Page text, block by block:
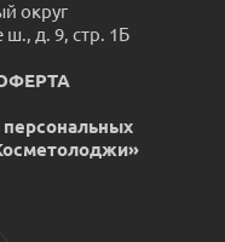
округ
д. 9, стр. 1Б